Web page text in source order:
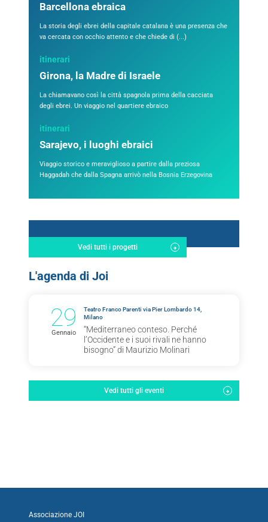
Barcellona ebraica
La storia degli ebrei della capitale catalana è una presenza che
va cercata con occhio attento e che chiede di (...)
itinerari
Girona, la Madre di Israele
La chiamavano così la città spagnola prima della cacciata
degli ebrei. Un viaggio nel quartiere ebraico
itinerari
Sarajevo, i luoghi ebraici
Viaggio storico e meraviglioso a partire dalla preziosa
Haggadah che dalla Spagna arrivò nella Bosnia Erzegovina
Vedi tutti i progetti
L'agenda di Joi
29
Gennaio
Teatro Franco Parenti via Pier Lombardo 14,
Milano
“Mediterraneo conteso. Perché
l’Occidente e i suoi rivali ne hanno
bisogno” di Maurizio Molinari
Vedi tutti gli eventi
Associazione JOI